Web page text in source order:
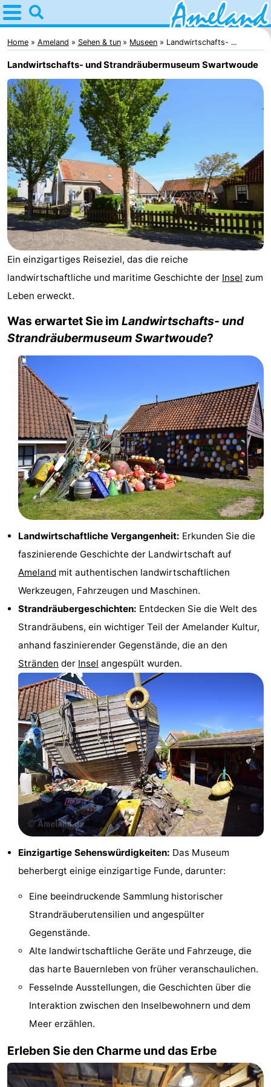
Home
Ameland
Tipps
Für
kindern
Dorfer
Natur
Übernachten
Appartements
-
Ameland
Campingplätze
-
Boomhiemke
-
Landal
Ameland
Hotels
Zimmer
(mit
Frühstück)
Lastminutes
Strand
Sehen
tun
Museen
-
Denkmäler
Kirchen
Mühlen
-
Aussichtspunkte
Attraktionen
Rundfahrten
Bauernhöfe
Spielplätze
Minigolfplätze
Natur
Führungen
Sport
Radfahren
Wandern
Reiten
Wattwandern
Sportangeln
Seehunden
Essen
Home Ameland Sehen & tun Museen Landwirtschafts- ...
Landwirtschafts- und Strandräubermuseum Swartwoude
Ein einzigartiges Reiseziel, das die reiche
landwirtschaftliche und maritime Geschichte der Insel zum
Leben erweckt.
Was erwartet Sie im Landwirtschafts- und
Strandräubermuseum Swartwoude?
Landwirtschaftliche Vergangenheit: Erkunden Sie die
faszinierende Geschichte der Landwirtschaft auf
Ameland mit authentischen landwirtschaftlichen
Werkzeugen, Fahrzeugen und Maschinen.
Strandräubergeschichten: Entdecken Sie die Welt des
Strandräubens, ein wichtiger Teil der Amelander Kultur,
anhand faszinierender Gegenstände, die an den
Stränden der Insel angespült wurden.
Einzigartige Sehenswürdigkeiten: Das Museum
beherbergt einige einzigartige Funde, darunter:
Eine beeindruckende Sammlung historischer
Strandräuberutensilien und angespülter
Gegenstände.
Alte landwirtschaftliche Geräte und Fahrzeuge, die
das harte Bauernleben von früher veranschaulichen.
Fesselnde Ausstellungen, die Geschichten über die
Interaktion zwischen den Inselbewohnern und dem
Meer erzählen.
Erleben Sie den Charme und das Erbe